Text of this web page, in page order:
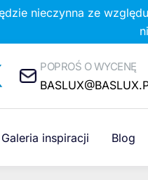
nieczynna ze
POPROŚ O WYCENĘ
Galeria inspiracji Blog